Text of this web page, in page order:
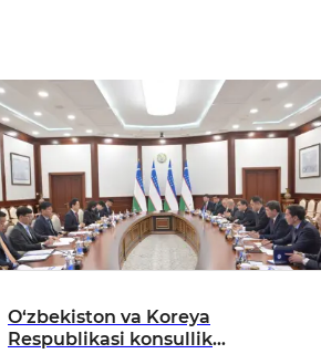
O‘zbekiston va Koreya
Respublikasi konsullik